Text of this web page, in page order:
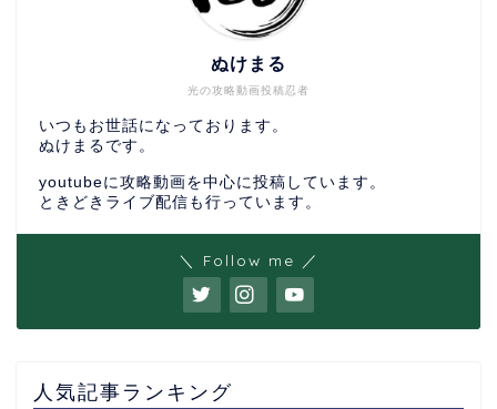
光の攻略動画投稿忍者
ぬけまる
いつもお世話になっております。
ぬけまるです。
youtubeに攻略動画を中心に投稿しています。
ときどきライブ配信も行っています。
＼ Follow me ／
人気記事ランキング